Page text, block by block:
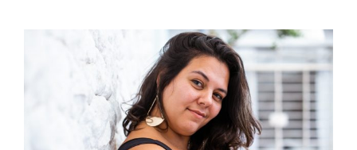
UMA HORA TUDO FAZ SENTIDO